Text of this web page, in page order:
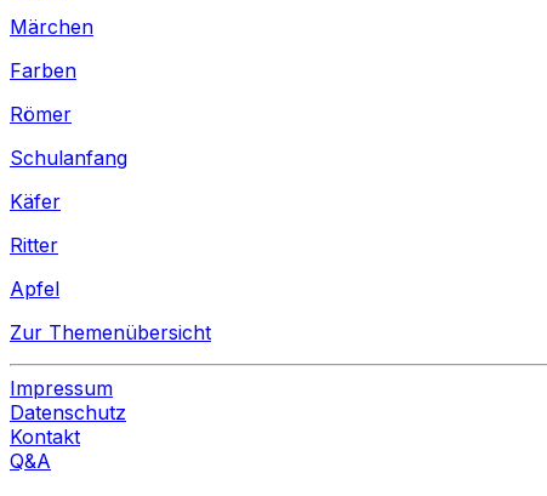
Märchen
Farben
Römer
Schulanfang
Käfer
Ritter
Apfel
Zur Themenübersicht
Impressum
Datenschutz
Kontakt
Q&A